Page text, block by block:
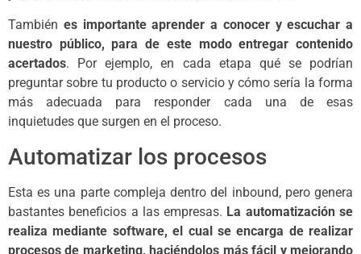
También es importante aprender a conocer y escuchar a
nuestro público, para de este modo entregar contenido
acertados. Por ejemplo, en cada etapa qué se podrían
preguntar sobre tu producto o servicio y cómo sería la forma
más adecuada para responder cada una de esas
inquietudes que surgen en el proceso.
Automatizar los procesos
Esta es una parte compleja dentro del inbound, pero genera
bastantes beneficios a las empresas. La automatización se
realiza mediante software, el cual se encarga de realizar
procesos de marketing, haciéndolos más fácil y mejorando